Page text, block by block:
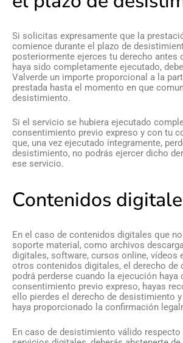
Si solicitas expresamente que la
comience durante el plazo de
posteriormente ejerces tu derecho antes
haya sido completamente ejecutado,
Valverde un importe proporcional a la
prestada hasta el momento en que
desistimiento.
Si el servicio se hubiera ejecutado
consentimiento previo expreso y con tu
que, una vez ejecutado íntegramente,
desistimiento, no podrás ejercer dicho
ese servicio.
Contenidos
En el caso de contenidos digitales que
soporte material, como archivos
digitales, software, cursos online, vídeos
otros contenidos digitales, el derecho de
podrá perderse cuando la ejecución haya
consentimiento previo expreso, hayas
ello pierdes el derecho de desistimiento
haya proporcionado la confirmación
En caso de desistimiento válido